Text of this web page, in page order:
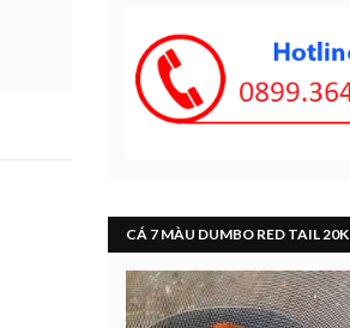
CÁ 7 MÀU DUMBO RED TAIL 20K